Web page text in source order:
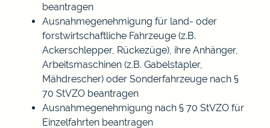
beantragen
Ausnahmegenehmigung für land- oder
forstwirtschaftliche Fahrzeuge (z.B.
Ackerschlepper, Rückezüge), ihre Anhänger,
Arbeitsmaschinen (z.B. Gabelstapler,
Mähdrescher) oder Sonderfahrzeuge nach §
70 StVZO beantragen
Ausnahmegenehmigung nach § 70 StVZO für
Einzelfahrten beantragen